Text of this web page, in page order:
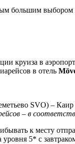
большим выбором
круиза в
в отель
SVO) –
– в
к месту
5* с